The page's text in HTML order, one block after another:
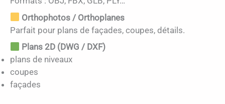
Orthophotos / Orthoplanes
Parfait pour plans de façades, coupes, détails.
Plans 2D (DWG / DXF)
plans de niveaux
coupes
façades